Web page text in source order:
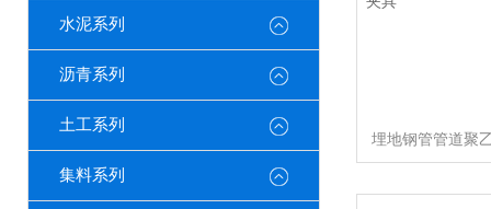
水泥系列
沥青系列
土工系列
集料系列